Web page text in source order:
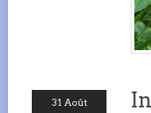
31 Août